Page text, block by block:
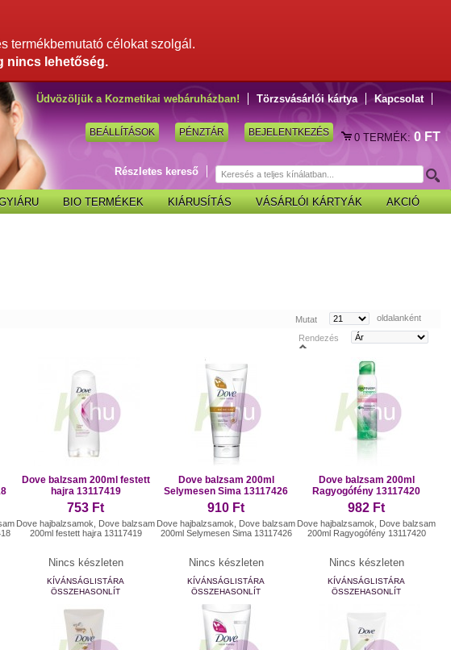
termékbemutató célokat szolgál.
nincs lehetőség.
Üdvözöljük a Kozmetikai webáruházban! Törzsvásárlói kártya Kapcsolat
0TERMÉK: 0 FT
BEÁLLÍTÁSOK PÉNZTÁR BEJELENTKEZÉS
Részletes kereső
BIO TERMÉKEK KIÁRUSÍTÁS VÁSÁRLÓI KÁRTYÁK AKCIÓ
Mutat oldalanként
Rendezés
Dove balzsam 200ml festett
hajra 13117419
753 Ft
Dove hajbalzsamok, Dove balzsam
200ml festett hajra 13117419
Nincs készleten
KÍVÁNSÁGLISTÁRA
ÖSSZEHASONLÍT
Dove balzsam 200ml
Selymesen Sima 13117426
910 Ft
Dove hajbalzsamok, Dove balzsam
200ml Selymesen Sima 13117426
Nincs készleten
KÍVÁNSÁGLISTÁRA
ÖSSZEHASONLÍT
Dove balzsam 200ml
Ragyogófény 13117420
982 Ft
Dove hajbalzsamok, Dove balzsam
200ml Ragyogófény 13117420
Nincs készleten
KÍVÁNSÁGLISTÁRA
ÖSSZEHASONLÍT